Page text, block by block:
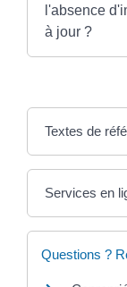
l'absence
à jour ?
Textes de
Services en
Questions ?